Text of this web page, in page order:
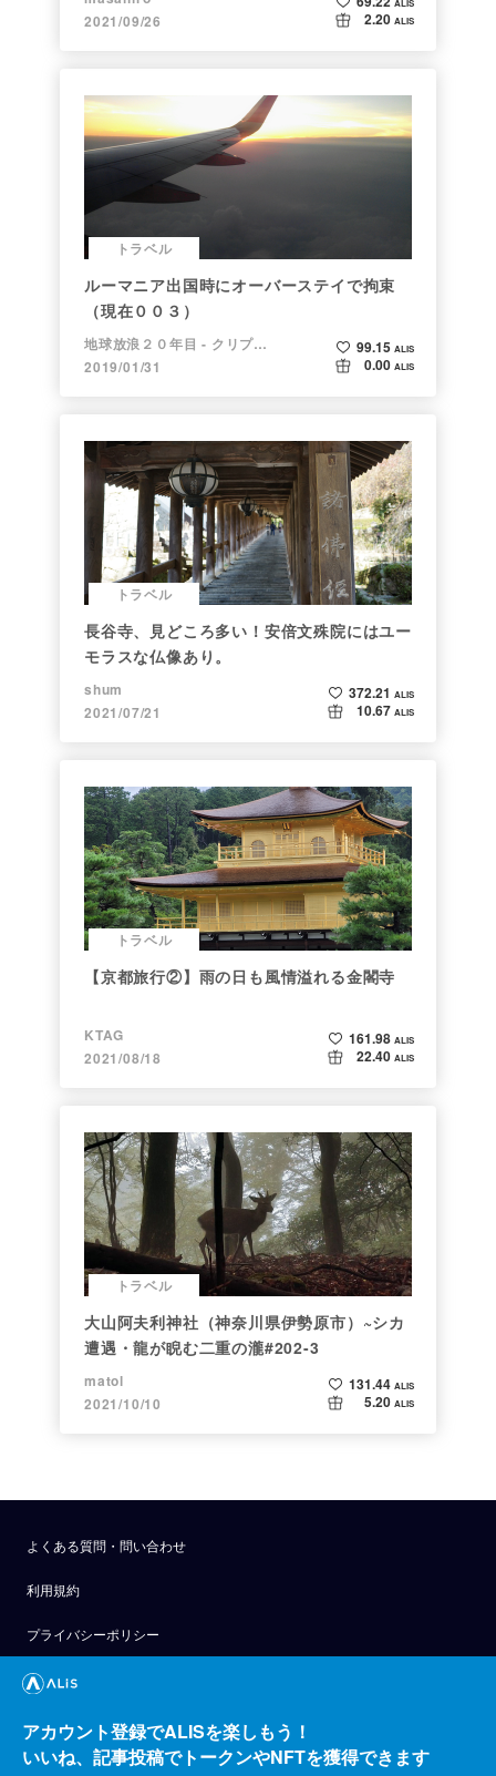
2021/09/26
ALIS
2.20 ALIS
トラベル
ルーマニア出国時にオーバーステイで拘束
（現在００３）
地球放浪２０年目 - クリプトラベラー
2019/01/31
99.15 ALIS
0.00 ALIS
トラベル
長谷寺、見どころ多い！安倍文殊院にはユー
モラスな仏像あり。
shum
2021/07/21
372.21 ALIS
10.67 ALIS
トラベル
【京都旅行②】雨の日も風情溢れる金閣寺
KTAG
2021/08/18
161.98 ALIS
22.40 ALIS
トラベル
大山阿夫利神社（神奈川県伊勢原市）~シカ
遭遇・龍が睨む二重の瀧#202-3
matol
2021/10/10
131.44 ALIS
5.20 ALIS
よくある質問・問い合わせ
利用規約
プライバシーポリシー
公式アナウンス
技術ブログ
API
アカウント登録でALISを楽しもう！
いいね、記事投稿でトークンやNFTを獲得できます